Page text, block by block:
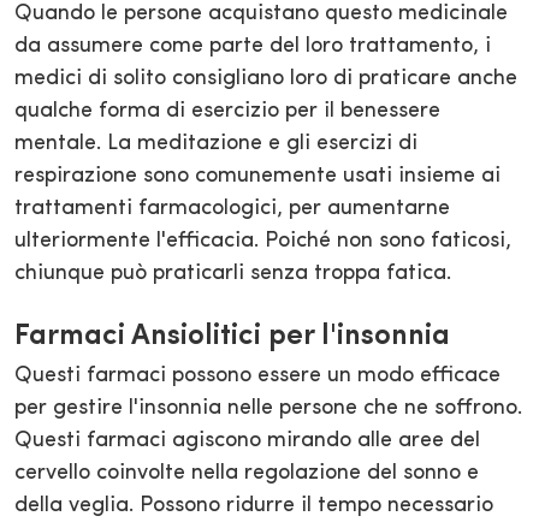
Quando le persone acquistano questo medicinale
da assumere come parte del loro trattamento, i
medici di solito consigliano loro di praticare anche
qualche forma di esercizio per il benessere
mentale. La meditazione e gli esercizi di
respirazione sono comunemente usati insieme ai
trattamenti farmacologici, per aumentarne
ulteriormente l'efficacia. Poiché non sono faticosi,
chiunque può praticarli senza troppa fatica.
Farmaci Ansiolitici per l'insonnia
Questi farmaci possono essere un modo efficace
per gestire l'insonnia nelle persone che ne soffrono.
Questi farmaci agiscono mirando alle aree del
cervello coinvolte nella regolazione del sonno e
della veglia. Possono ridurre il tempo necessario